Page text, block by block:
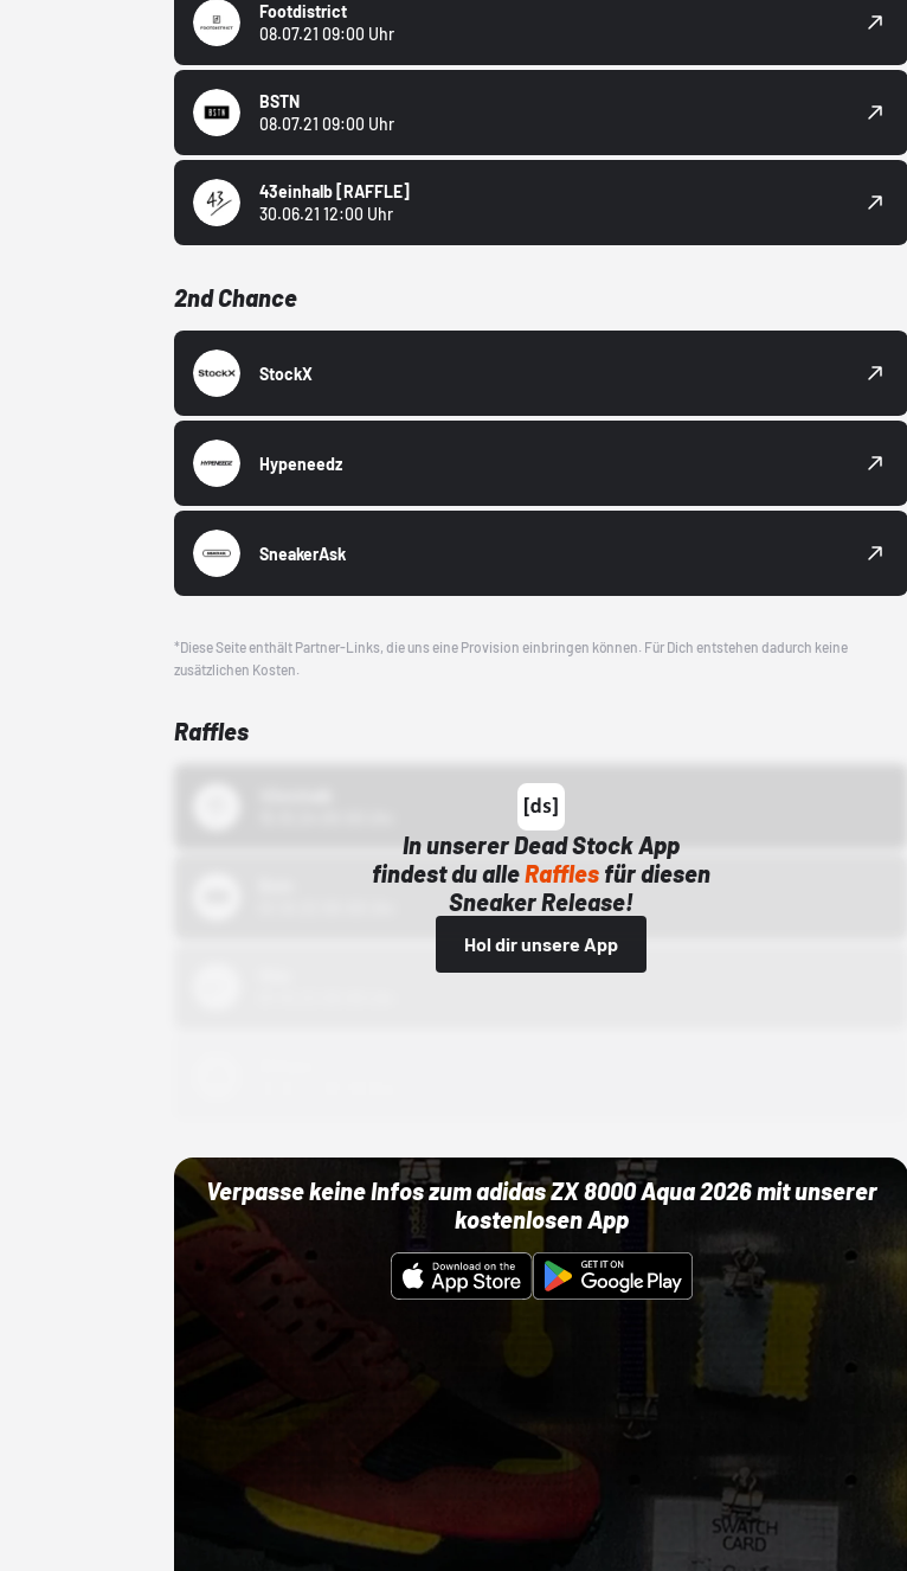
Footdistrict
08.07.21 09:00 Uhr
BSTN
08.07.21 09:00 Uhr
43einhalb [RAFFLE]
30.06.21 12:00 Uhr
2nd Chance
StockX
Hypeneedz
SneakerAsk
*Diese Seite enthält Partner-Links, die uns eine Provision einbringen können. Für Dich entstehen dadurch keine
zusätzlichen Kosten.
Raffles
In unserer Dead Stock App
findest du alleRaffles für diesen
Sneaker Release!
Hol dir unsere App
Verpasse keine Infos zum adidas ZX 8000 Aqua 2026 mit unserer
kostenlosen App